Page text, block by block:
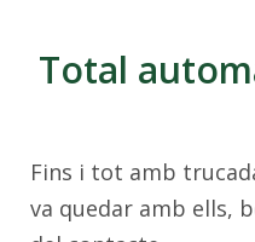
Total
Fins i tot amb
va quedar amb ells,